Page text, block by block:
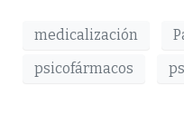
medicalización
psicofármacos